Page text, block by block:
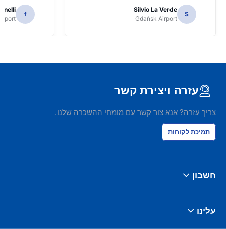
S
Silvio La Verde
Gdańsk Airport
f
עזרה ויצירת קשר
צריך עזרה? אנא צור קשר עם מומחי ההשכרה שלנו.
תמיכת לקוחות
חשבון
עלינו